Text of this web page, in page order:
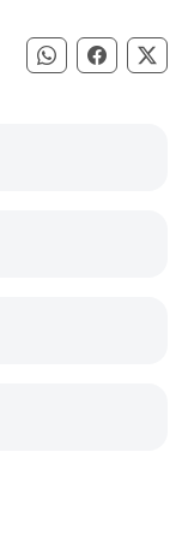
Compartir